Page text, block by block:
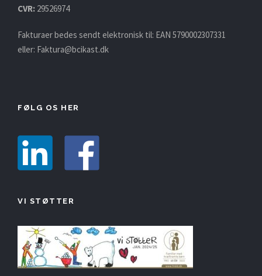
CVR: 29526974
Fakturaer bedes sendt elektronisk til: EAN 5790002307331
eller: Faktura@bcikast.dk
FØLG OS HER
VI STØTTER